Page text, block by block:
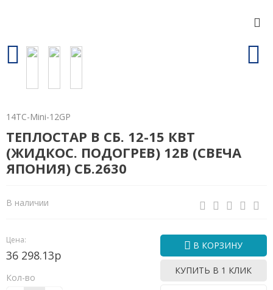
14ТС-Mini-12GP
ТЕПЛОСТАР В СБ. 12-15 КВТ
(ЖИДКОС. ПОДОГРЕВ) 12В (СВЕЧА
ЯПОНИЯ) СБ.2630
В наличии
Цена:
36 298.13р
Кол-во
В КОРЗИНУ
КУПИТЬ В 1 КЛИК